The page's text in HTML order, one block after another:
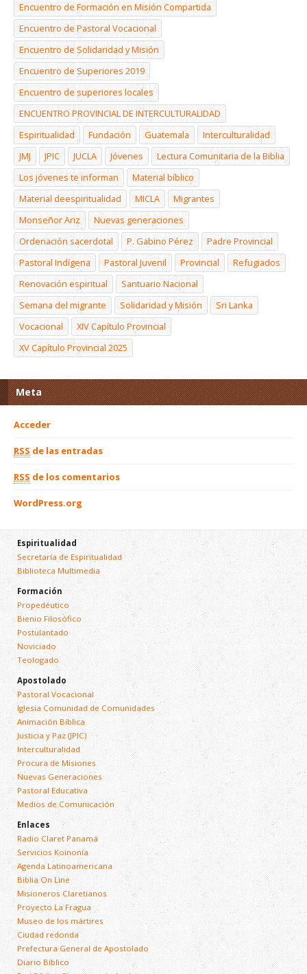
Encuentro de Formación en Misión Compartida
Encuentro de Pastoral Vocacional
Encuentro de Solidaridad y Misión
Encuentro de Superiores 2019
Encuentro de superiores locales
ENCUENTRO PROVINCIAL DE INTERCULTURALIDAD
Espiritualidad
Fundación Guatemala
Interculturalidad
JMJ
JPIC JUCLA Jóvenes
Lectura Comunitaria de la Biblia
Los jóvenes te informan
Material bíblico
Material deespiritualidad
MICLA
Migrantes
Monseñor Ariz
Nuevas generaciones
Ordenación sacerdotal
P. Gabino Pérez
Padre Provincial
Pastoral Indígena
Pastoral Juvenil Provincial
Refugiados
Renovación espiritual
Santuario Nacional
Semana del migrante
Solidaridad y Misión
Sri Lanka
Vocacional
XIV Capítulo Provincial
XV Capítulo Provincial 2025
Meta
Acceder
RSS de las entradas
RSS de los comentarios
WordPress.org
Espiritualidad
Secretaría de Espiritualidad
Biblioteca Multimedia
Formación
Propedéutico
Bienio Filosófico
Postulantado
Noviciado
Teologado
Apostolado
Pastoral Vocacional
Iglesia Comunidad de Comunidades
Animación Bíblica
Justicia y Paz (JPIC)
Interculturalidad
Procura de Misiones
Nuevas Generaciones
Pastoral Educativa
Medios de Comunicación
Enlaces
Radio Claret Panamá
Servicios Koinonía
Agenda Latinoamericana
Biblia On Line
Misioneros Claretianos
Proyecto La Fragua
Museo de los mártires
Ciudad redonda
Prefectura General de Apostolado
Diario Bíblico